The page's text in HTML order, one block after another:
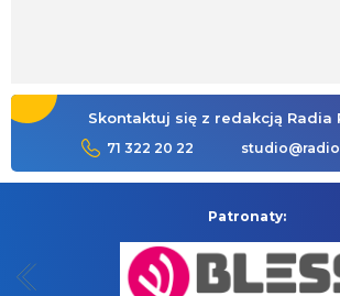
Skontaktuj się z redakcją Radia
71 322 20 22
Patronaty: